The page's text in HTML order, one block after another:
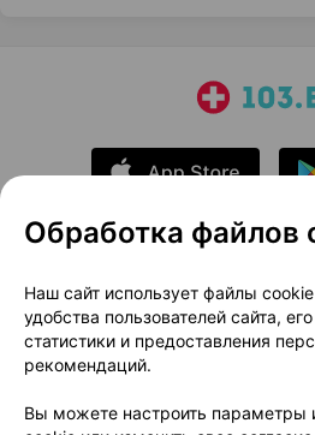
О проекте
Размещение рекламы
Публичный договор
Способы оплаты
Обработка файлов
Наш сайт использует файлы
удобства пользователей сайта,
статистики и предоставления
рекомендаций.
Вы можете настроить параметры